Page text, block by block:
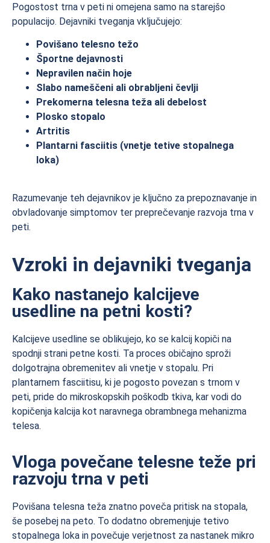
Pogostost trna v peti ni omejena samo na starejšo
populacijo. Dejavniki tveganja vključujejo:
Povišano telesno težo
Športne dejavnosti
Nepravilen način hoje
Slabo nameščeni ali obrabljeni čevlji
Prekomerna telesna teža ali debelost
Plosko stopalo
Artritis
Plantarni fasciitis (vnetje tetive stopalnega
loka)
Razumevanje teh dejavnikov je ključno za prepoznavanje in
obvladovanje simptomov ter preprečevanje razvoja trna v
peti.
Vzroki in dejavniki tveganja
Kako nastanejo kalcijeve
usedline na petni kosti?
Kalcijeve usedline se oblikujejo, ko se kalcij kopiči na
spodnji strani petne kosti. Ta proces običajno sproži
dolgotrajna obremenitev ali vnetje v stopalu. Pri
plantarnem fasciitisu, ki je pogosto povezan s trnom v
peti, pride do mikroskopskih poškodb tkiva, kar vodi do
kopičenja kalcija kot naravnega obrambnega mehanizma
telesa.
Vloga povečane telesne teže pri
razvoju trna v peti
Povišana telesna teža znatno poveča pritisk na stopala,
še posebej na peto. To dodatno obremenjuje tetivo
stopalnega loka in povečuje verjetnost za nastanek mikro